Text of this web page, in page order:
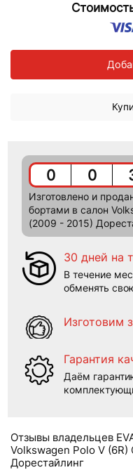
0 0
Изготовлено и
бортами в салон
(2009 - 2015)
30 дней на
В течение
обменять
Изготовим
Гарантия
Даём
Отзывы владельцев
Volkswagen Polo V
Дорестайлинг